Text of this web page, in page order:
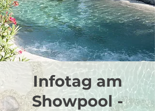
Infotag am
Showpool -